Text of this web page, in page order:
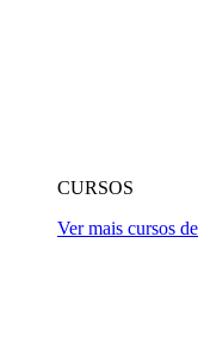
CURSOS
Ver mais cursos